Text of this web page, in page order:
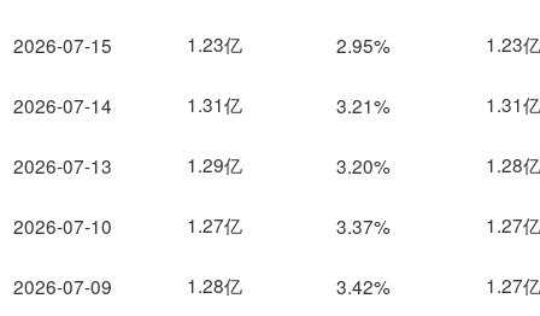
2026-07-15
2026-07-14
2026-07-13
2026-07-10
2026-07-09
1.23亿 2.95% 1.23亿
1.31亿 3.21% 1.31亿
1.29亿 3.20% 1.28亿
1.27亿 3.37% 1.27亿
1.28亿 3.42% 1.27亿